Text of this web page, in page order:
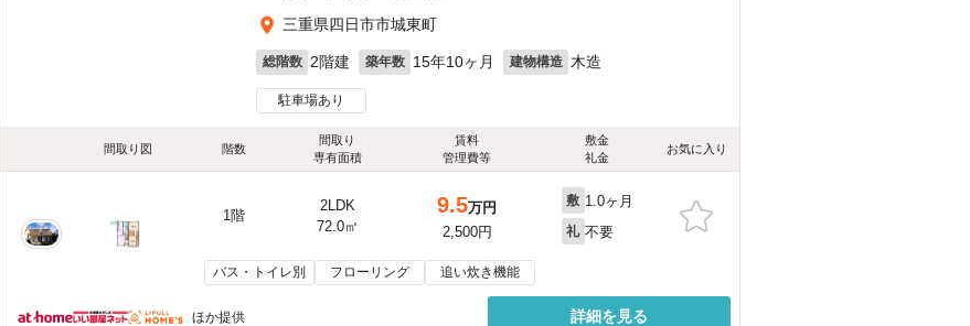
三重県四日市市城東町
総階数 2階建 築年数 15年10ヶ月 建物構造 木造
駐車場あり
間取り図 階数
間取り
専有面積
賃料
管理費等
敷金
礼金
お気に入り
1階
2LDK
72.0㎡
9.5万円
2,500円
敷 1.0ヶ月
礼 不要
バス・トイレ別 フローリング 追い炊き機能
ほか提供 詳細を見る